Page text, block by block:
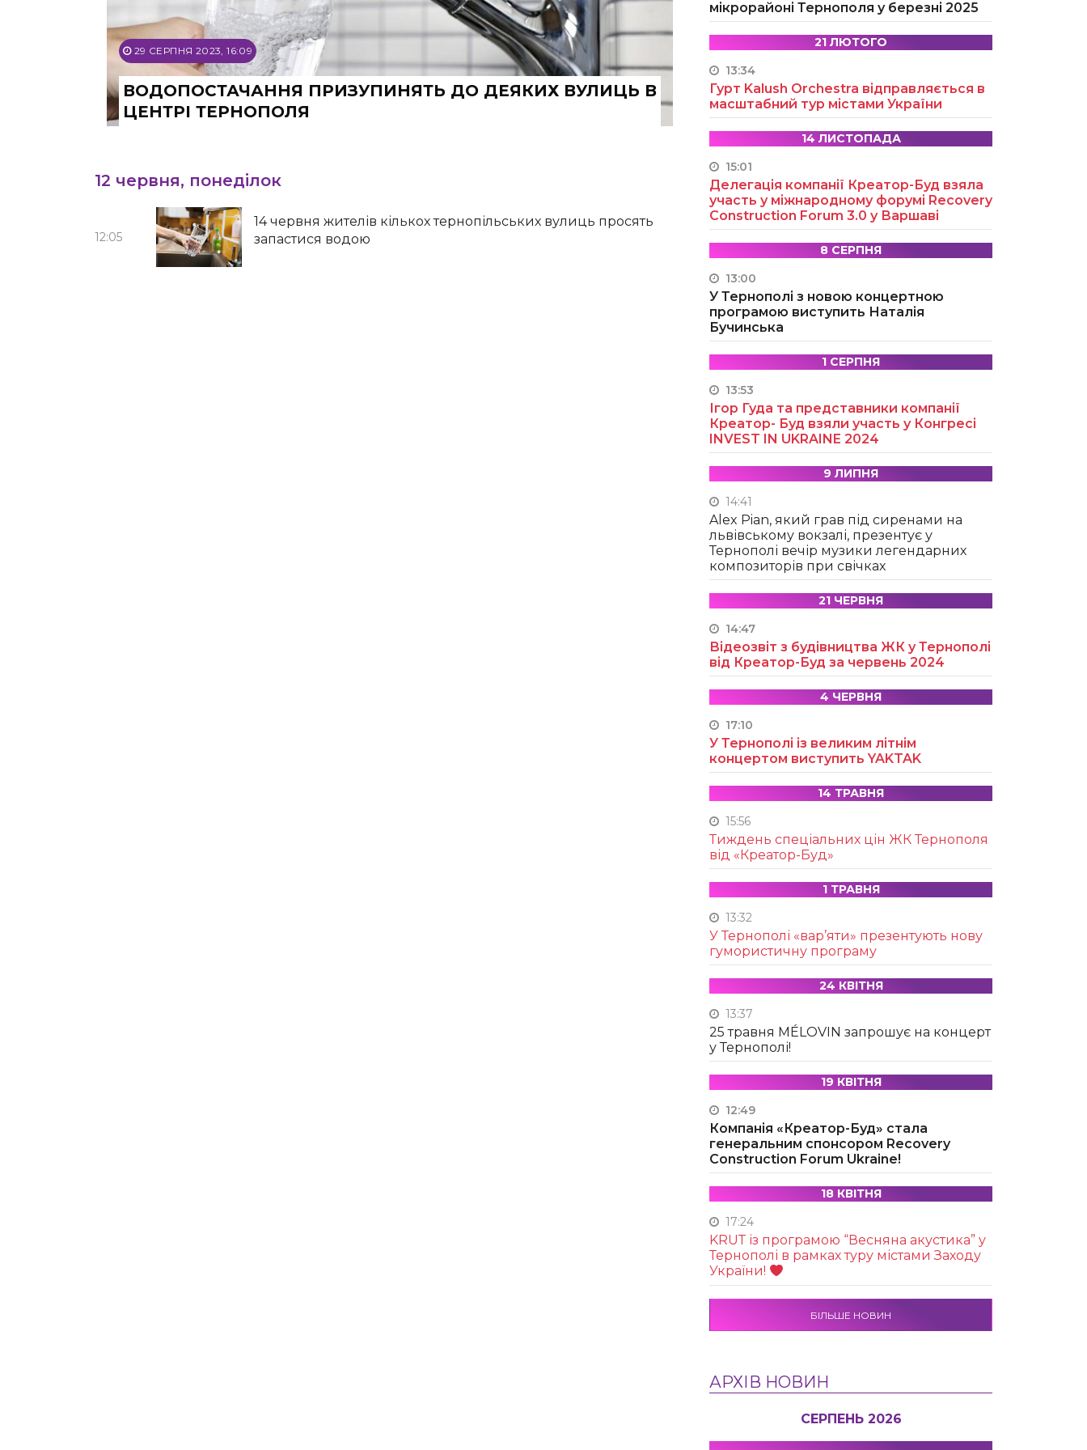
29 СЕРПНЯ 2023, 16:09
ВОДОПОСТАЧАННЯ ПРИЗУПИНЯТЬ ДО ДЕЯКИХ ВУЛИЦЬ В
ЦЕНТРІ ТЕРНОПОЛЯ
12 червня, понеділок
12:05
14 червня жителів кількох тернопільських вулиць просять
запастися водою
мікрорайоні Тернополя у березні 2025
21 ЛЮТОГО
13:34
Гурт Kalush Orchestra відправляється в
масштабний тур містами України
14 ЛИСТОПАДА
15:01
Делегація компанії Креатор-Буд взяла
участь у міжнародному форумі Recovery
Construction Forum 3.0 у Варшаві
8 СЕРПНЯ
13:00
У Тернополі з новою концертною
програмою виступить Наталія
Бучинська
1 СЕРПНЯ
13:53
Ігор Гуда та представники компанії
Креатор- Буд взяли участь у Конгресі
INVEST IN UKRAINE 2024
9 ЛИПНЯ
14:41
Alex Pian, який грав під сиренами на
львівському вокзалі, презентує у
Тернополі вечір музики легендарних
композиторів при свічках
21 ЧЕРВНЯ
14:47
Відеозвіт з будівництва ЖК у Тернополі
від Креатор-Буд за червень 2024
4 ЧЕРВНЯ
17:10
У Тернополі із великим літнім
концертом виступить YAKTAK
14 ТРАВНЯ
15:56
Тиждень спеціальних цін ЖК Тернополя
від «Креатор-Буд»
1 ТРАВНЯ
13:32
У Тернополі «вар’яти» презентують нову
гумористичну програму
24 КВІТНЯ
13:37
25 травня MÉLOVIN запрошує на концерт
у Тернополі!
19 КВІТНЯ
12:49
Компанія «Креатор-Буд» стала
генеральним спонсором Recovery
Construction Forum Ukraine!
18 КВІТНЯ
17:24
KRUТ із програмою “Весняна акустика” у
Тернополі в рамках туру містами Заходу
України!
БІЛЬШЕ НОВИН
АРХІВ НОВИН
СЕРПЕНЬ 2026